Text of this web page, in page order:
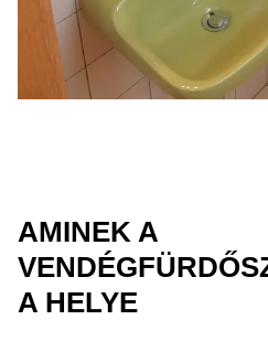
AMINEK A
A HELYE